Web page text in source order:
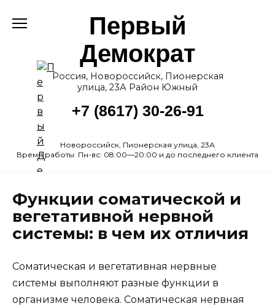
Первый
Демократ
Россия, Новороссийск, Пионерская
улица, 23А Район Южный
+7 (8617) 30-26-91
Новороссийск, Пионерская улица, 23А
Время работы: Пн-вс: 08:00—20:00 и до последнего клиента
Функции соматической и
вегетативной нервной
системы: в чем их отличия
Соматическая и вегетативная нервные
системы выполняют разные функции в
организме человека. Соматическая нервная